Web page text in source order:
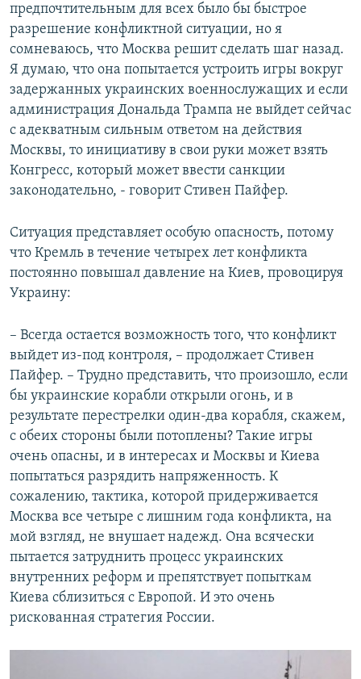
предпочтительным для всех было бы быстрое
разрешение конфликтной ситуации, но я
сомневаюсь, что Москва решит сделать шаг назад.
Я думаю, что она попытается устроить игры вокруг
задержанных украинских военнослужащих и если
администрация Дональда Трампа не выйдет сейчас
с адекватным сильным ответом на действия
Москвы, то инициативу в свои руки может взять
Конгресс, который может ввести санкции
законодательно, - говорит Стивен Пайфер.
Ситуация представляет особую опасность, потому
что Кремль в течение четырех лет конфликта
постоянно повышал давление на Киев, провоцируя
Украину:
– Всегда остается возможность того, что конфликт
выйдет из-под контроля, – продолжает Стивен
Пайфер. – Трудно представить, что произошло, если
бы украинские корабли открыли огонь, и в
результате перестрелки один-два корабля, скажем,
с обеих стороны были потоплены? Такие игры
очень опасны, и в интересах и Москвы и Киева
попытаться разрядить напряженность. К
сожалению, тактика, которой придерживается
Москва все четыре с лишним года конфликта, на
мой взгляд, не внушает надежд. Она всячески
пытается затруднить процесс украинских
внутренних реформ и препятствует попыткам
Киева сблизиться с Европой. И это очень
рискованная стратегия России.